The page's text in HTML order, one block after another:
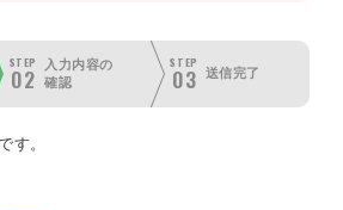
STEP
02
入力内容の
確認
STEP
03 送信完了
す。